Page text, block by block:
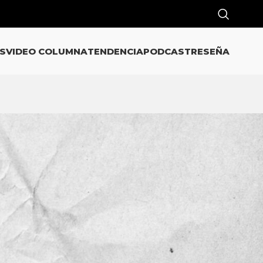
VIDEO COLUMNATENDENCIAPODCASTRESEÑA